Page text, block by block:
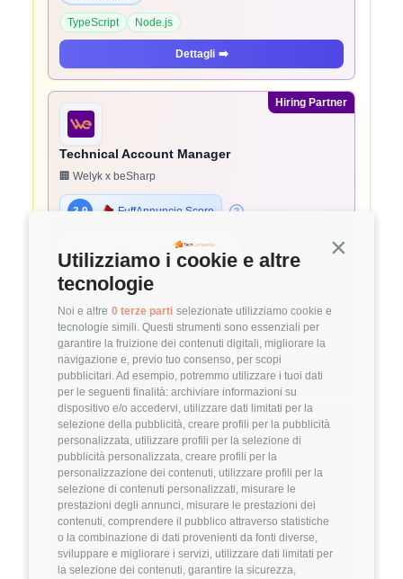
Continua
Utilizziamo i cookie e altre
tecnologie
Noi e altre 0 terze parti selezionate utilizziamo cookie e
tecnologie simili. Questi strumenti sono essenziali per
garantire la fruizione dei contenuti digitali, migliorare la
navigazione e, previo tuo consenso, per scopi
pubblicitari. Ad esempio, potremmo utilizzare i tuoi dati
per le seguenti finalità: archiviare informazioni su
dispositivo e/o accedervi, utilizzare dati limitati per la
selezione della pubblicità, creare profili per la pubblicità
personalizzata, utilizzare profili per la selezione di
pubblicità personalizzata, creare profili per la
personalizzazione dei contenuti, utilizzare profili per la
selezione di contenuti personalizzati, misurare le
prestazioni degli annunci, misurare le prestazioni dei
contenuti, comprendere il pubblico attraverso statistiche
o la combinazione di dati provenienti da fonti diverse,
sviluppare e migliorare i servizi, utilizzare dati limitati per
la selezione dei contenuti, garantire la sicurezza,
TypeScript Node.js
Dettagli ➡️
Hiring Partner
Technical Account Manager
🏢 Welyk x beSharp
3.9 FuffAnnuncio Score
~ 45.000€ - 45.000€ all'anno
📍 Pavia🏢 Ibrido💼
⚙️ Backend
AWS Solutions Architecture
Dettagli
Hiring Partner
Project Manager
🏢 Welyk x Hinto Group
3.9 FuffAnnuncio Score
💰 ~ 38.000€ - 42.000€ all'anno